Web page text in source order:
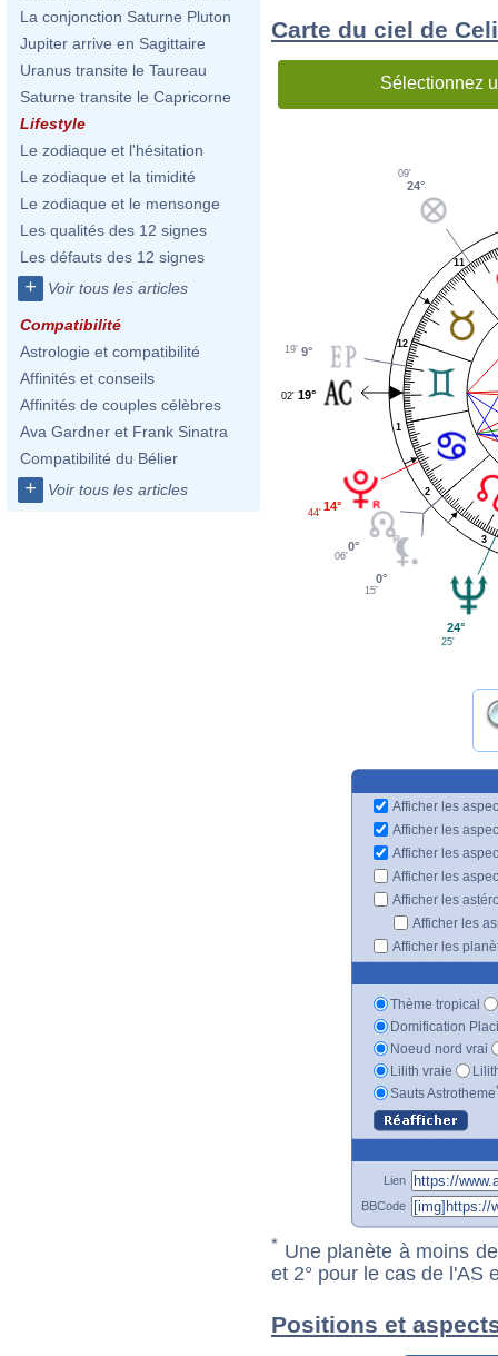
La conjonction Saturne Pluton
Jupiter arrive en Sagittaire
Uranus transite le Taureau
Saturne transite le Capricorne
Lifestyle
Le zodiaque et l'hésitation
Le zodiaque et la timidité
Le zodiaque et le mensonge
Les qualités des 12 signes
Les défauts des 12 signes
+ Voir tous les articles
Compatibilité
Astrologie et compatibilité
Affinités et conseils
Affinités de couples célèbres
Ava Gardner et Frank Sinatra
Compatibilité du Bélier
+ Voir tous les articles
Carte du ciel de
Sélectionnez
1
2
3
11
12
24°
09'
9°
19'
19°
02'
14°
44'
0°
06'
0°
15'
24°
25'
Afficher les
Afficher les
Afficher les
Afficher les
Afficher les
Afficher les
Afficher les
Thème tropical
Domification
Noeud nord vrai
Lilith vraie
Sauts Astrotheme
Lien
BBCode
* Une planète à moins
et 2° pour le cas de l'AS
Positions et